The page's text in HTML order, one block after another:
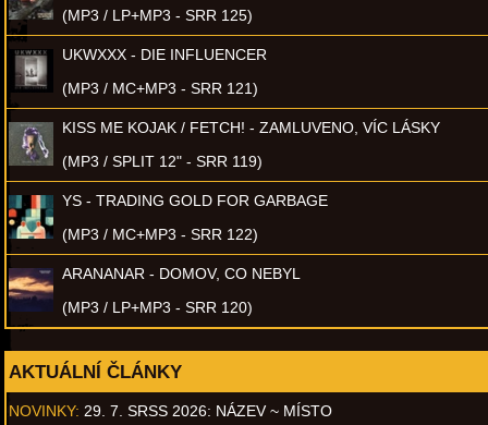
(MP3 / LP+MP3 - SRR 125)
UKWXXX - DIE INFLUENCER
(MP3 / MC+MP3 - SRR 121)
KISS ME KOJAK / FETCH! - ZAMLUVENO, VÍC LÁSKY
(MP3 / SPLIT 12" - SRR 119)
YS - TRADING GOLD FOR GARBAGE
(MP3 / MC+MP3 - SRR 122)
ARANANAR - DOMOV, CO NEBYL
(MP3 / LP+MP3 - SRR 120)
AKTUÁLNÍ ČLÁNKY
NOVINKY: 29. 7. SRSS 2026: NÁZEV ~ MÍSTO